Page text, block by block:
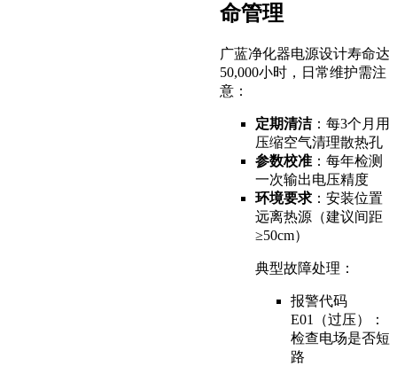
命管理
广蓝净化器电源设计寿命达
50,000小时，日常维护需注
意：
定期清洁：每3个月用
压缩空气清理散热孔
参数校准 ：每年检测
一次输出电压精度
环境要求 ：安装位置
远离热源（建议间距
≥50cm）
典型故障处理：
报警代码
E01（过压）：
检查电场是否短
路